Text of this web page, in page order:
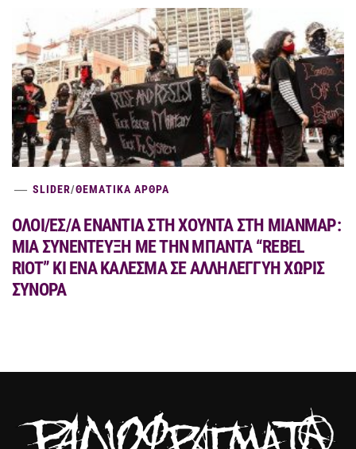
SLIDER/ΘΕΜΑΤΙΚΑ ΑΡΘΡΑ
ΟΛΟΙ/ΕΣ/Α ΕΝΑΝΤΙΑ ΣΤΗ ΧΟΥΝΤΑ ΣΤΗ ΜΙΑΝΜΑΡ:
MIA ΣΥΝΕΝΤΕΥΞΗ ΜΕ ΤΗΝ ΜΠΑΝΤΑ “REBEL
RIOT” ΚΙ ΕΝΑ ΚΑΛΕΣΜΑ ΣΕ ΑΛΛΗΛΕΓΓΥΗ ΧΩΡΙΣ
ΣΥΝΟΡΑ